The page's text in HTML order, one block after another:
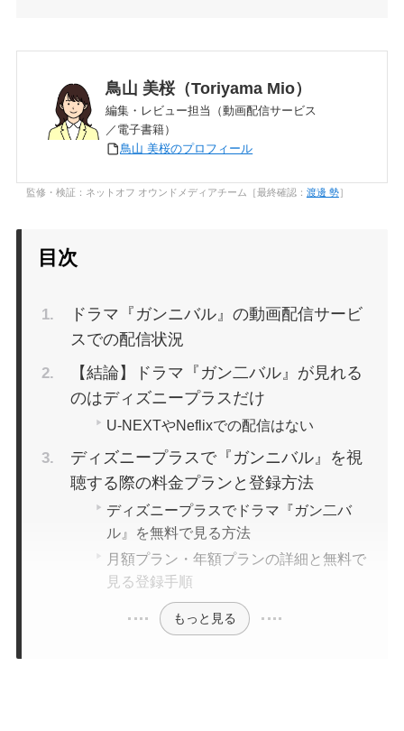
鳥山 美桜（Toriyama Mio）
編集・レビュー担当（動画配信サービス
／電子書籍）
鳥山 美桜のプロフィール
監修・検証：ネットオフ オウンドメディアチーム［最終確認： 渡邊 勢］
目次
ドラマ『ガンニバル』の動画配信サービ
スでの配信状況
【結論】ドラマ『ガン二バル』が見れる
のはディズニープラスだけ
U-NEXTやNeflixでの配信はない
ディズニープラスで『ガンニバル』を視
聴する際の料金プランと登録方法
ディズニープラスでドラマ『ガン二バ
ル』を無料で見る方法
月額プラン・年額プランの詳細と無料で
見る登録手順
もっと見る